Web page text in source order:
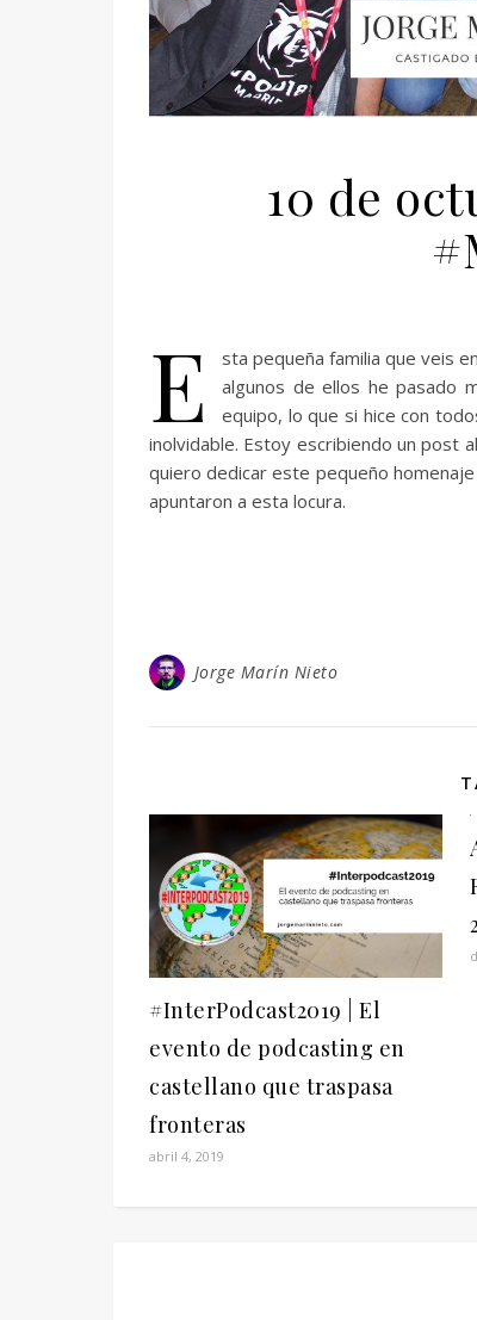
10 de
E
sta pequeña familia que veis
algunos de ellos he pasado
equipo, lo que si hice con
inolvidable. Estoy escribiendo un post
quiero dedicar este pequeño
apuntaron a esta locura.
Jorge Marín Nieto
#InterPodcast2019 | El
evento de podcasting en
castellano que traspasa
fronteras
abril 4, 2019